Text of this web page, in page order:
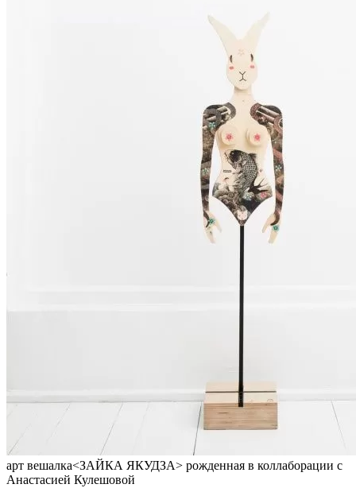
арт вешалка<ЗАЙКА ЯКУДЗА> рожденная в коллаборации с
Анастасией Кулешовой